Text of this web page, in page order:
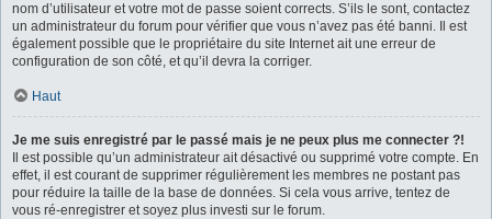
nom d’utilisateur et votre mot de passe soient corrects. S’ils le sont, contactez
un administrateur du forum pour vérifier que vous n’avez pas été banni. Il est
également possible que le propriétaire du site Internet ait une erreur de
configuration de son côté, et qu’il devra la corriger.
Haut
Je me suis enregistré par le passé mais je ne peux plus me connecter ?!
Il est possible qu’un administrateur ait désactivé ou supprimé votre compte. En
effet, il est courant de supprimer régulièrement les membres ne postant pas
pour réduire la taille de la base de données. Si cela vous arrive, tentez de
vous ré-enregistrer et soyez plus investi sur le forum.